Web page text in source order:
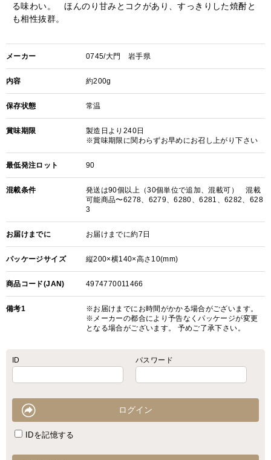
る味わい。 ほんのり甘みとコクがあり、すっきりした焼酎と
も相性抜群。
メーカー 0745/大門 岩手県
内容 約200g
保存状態 常温
賞味期限
製造日より240日
※賞味期限に関わらずお早めにお召し上がり下さい
最低発注ロット 90
混載条件
発送は90個以上（30個単位で追加、混載可） 混載
可能商品〜6278、6279、6280、6281、6282、628
3
お届けまでに お届けまでに約7日
パッケージサイズ 縦200×横140×高さ10(mm)
商品コード(JAN) 4974770011466
備考1
※お届けまでにお時間がかかる場合がございます。
※メーカーの都合により予告なくパッケージが変更
となる場合がございます。 予めご了承下さい。
ID パスワード
IDを記憶する